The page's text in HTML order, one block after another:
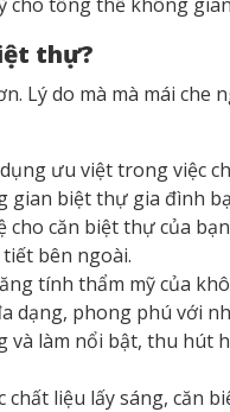
thự?
Lý do mà mà mái che
ưu việt trong việc
biệt thự gia đình
căn biệt thự của
bên ngoài.
tính thẩm mỹ của
dạng, phong phú với
làm nổi bật, thu hút
liệu lấy sáng, căn